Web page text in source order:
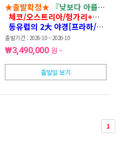
★출발확정★ 『낮보다 아름다운 동
체코/오스트리아/헝가리+슬로바키
동유럽의 2大 야경[프라하/부다페스
출발기간 : 2026-10 ~ 2026-10
₩3,490,000 원 ~
출발일 보기
1